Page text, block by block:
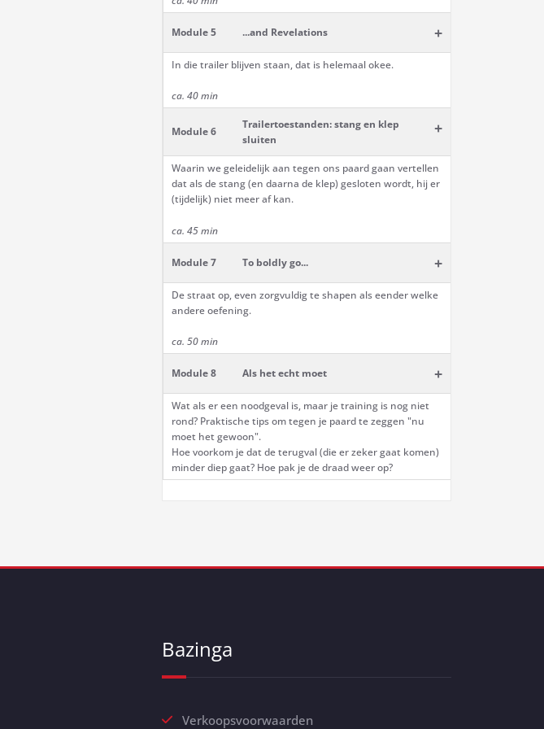
Module 5 ...and Revelations +
In die trailer blijven staan, dat is helemaal okee.
ca. 40 min
Module 6
Trailertoestanden: stang en klep
sluiten
+
Waarin we geleidelijk aan tegen ons paard gaan vertellen
dat als de stang (en daarna de klep) gesloten wordt, hij er
(tijdelijk) niet meer af kan.
ca. 45 min
Module 7 To boldly go... +
De straat op, even zorgvuldig te shapen als eender welke
andere oefening.
ca. 50 min
Module 8 Als het echt moet +
Wat als er een noodgeval is, maar je training is nog niet
rond? Praktische tips om tegen je paard te zeggen "nu
moet het gewoon".
Hoe voorkom je dat de terugval (die er zeker gaat komen)
minder diep gaat? Hoe pak je de draad weer op?
Bazinga
Verkoopsvoorwaarden